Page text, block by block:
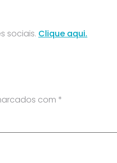
sociais. Clique aqui.
com *